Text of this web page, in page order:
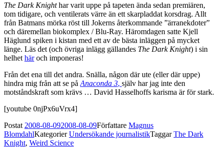
The Dark Knighthar varit uppe på tapeten ända sedan premiären,
tom tidigare, och ventilerats värre än ett skarpladdat korsdrag. Allt
från Batmans mörka röst till Jokerns återkommande ”ärranekdoter”
och däremellan biokomplex / Blu-Ray. Häromdagen satte Kjell
Häglund spiken i kistan med ett av de bästa inläggen på mycket
länge. Läs det (och övriga inlägg gällandes The Dark Knight) i sin
helhet häroch imponeras!
Från det ena till det andra. Snälla, någon där ute (eller där uppe)
hindra mig från att se på Anaconda 3, själv har jag inte den
motståndskraft som krävs … David Hasselhoffs karisma är för stark.
[youtube 0njPx6uVrx4]
Postat 2008-08-092008-08-09Författare Magnus
BlomdahlKategorierUndersökande journalistikTaggarThe Dark
Knight, Weird Science